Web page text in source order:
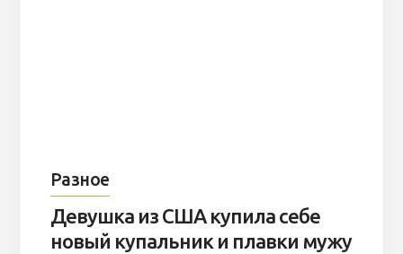
Разное
Девушка из США купила себе
новый купальник и плавки мужу